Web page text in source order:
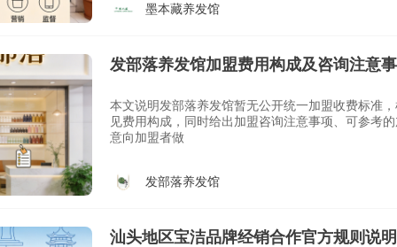
墨本藏养发馆
发部落养发馆加盟费用构成及咨询注意
本文说明发部落养发馆暂无公开统一加盟收费标准
见费用构成，同时给出加盟咨询注意事项、可参考
意向加盟者做
发部落养发馆
汕头地区宝洁品牌经销合作官方规则说明